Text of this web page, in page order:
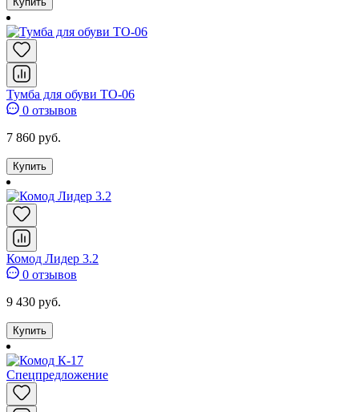
Тумба для обуви ТО-06
0 отзывов
7 860 руб.
Купить
Комод Лидер 3.2
0 отзывов
9 430 руб.
Купить
Спецпредложение